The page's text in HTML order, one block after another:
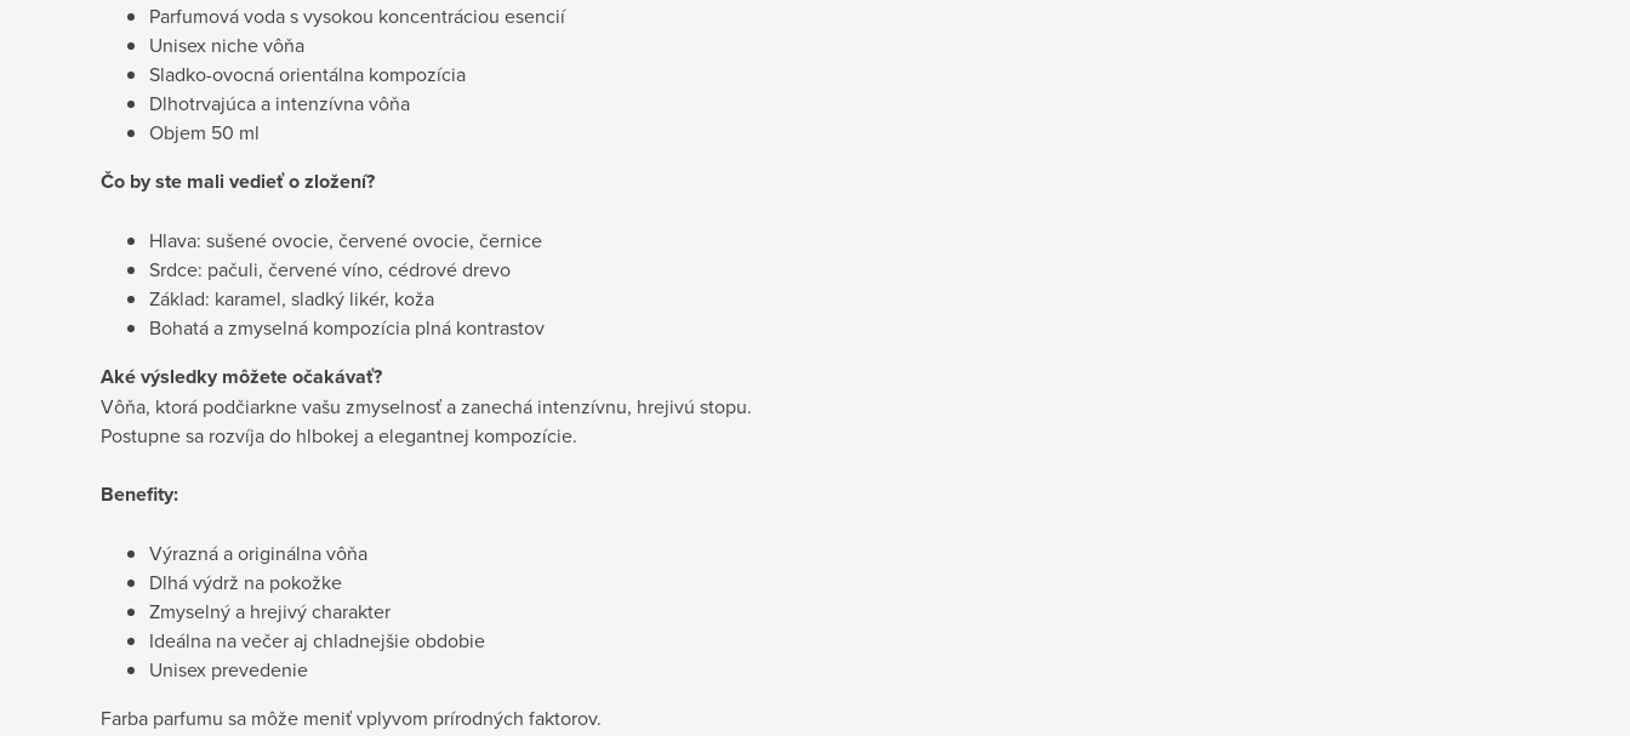
Parfumová voda s vysokou koncentráciou esencií
Unisex niche vôňa
Sladko-ovocná orientálna kompozícia
Dlhotrvajúca a intenzívna vôňa
Objem 50 ml
Čo by ste mali vedieť o zložení?
Hlava: sušené ovocie, červené ovocie, černice
Srdce: pačuli, červené víno, cédrové drevo
Základ: karamel, sladký likér, koža
Bohatá a zmyselná kompozícia plná kontrastov
Aké výsledky môžete očakávať?
Vôňa, ktorá podčiarkne vašu zmyselnosť a zanechá intenzívnu, hrejivú stopu.
Postupne sa rozvíja do hlbokej a elegantnej kompozície.
Benefity:
Výrazná a originálna vôňa
Dlhá výdrž na pokožke
Zmyselný a hrejivý charakter
Ideálna na večer aj chladnejšie obdobie
Unisex prevedenie
Farba parfumu sa môže meniť vplyvom prírodných faktorov.